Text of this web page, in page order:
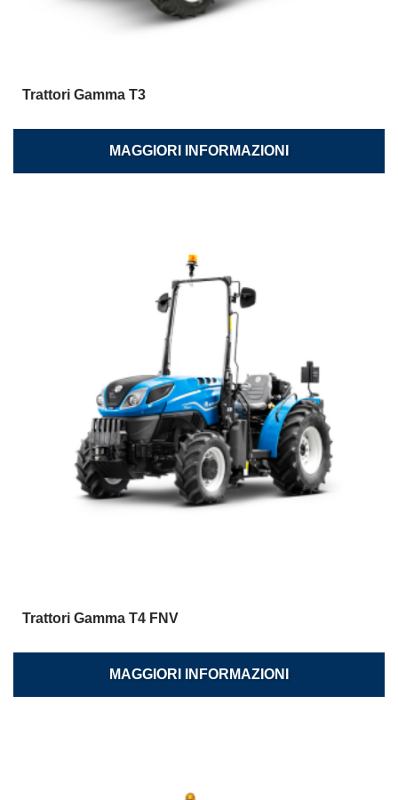
Trattori Gamma T3
MAGGIORI INFORMAZIONI
Trattori Gamma T4 FNV
MAGGIORI INFORMAZIONI